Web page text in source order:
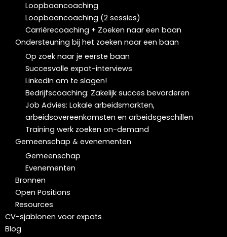
Loopbaancoaching
Loopbaancoaching (2 sessies)
Carrièrecoaching + Zoeken naar een baan
Ondersteuning bij het zoeken naar een baan
Op zoek naar je eerste baan
Succesvolle expat-interviews
LinkedIn om te slagen!
Bedrijfscoaching: Zakelijk succes bevorderen
Job Advies: Lokale arbeidsmarkten,
arbeidsovereenkomsten en arbeidsgeschillen
Training werk zoeken on-demand
Gemeenschap & evenementen
Gemeenschap
Evenementen
Bronnen
Open Positions
Resources
CV-sjablonen voor expats
Blog